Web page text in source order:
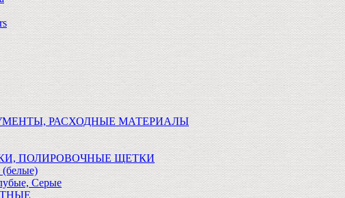
РАСХОДНЫЕ МАТЕРИАЛЫ
ПОЛИРОВОЧНЫЕ ЩЕТКИ
Серые